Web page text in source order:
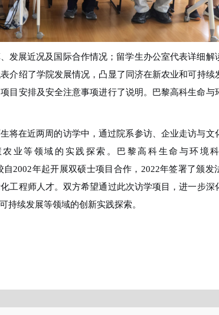
发展近况及国际合作情况 ；留学生办公室代表详细解
介绍了学院发展情况，凸显了同济在新农业和可持续
目安排及安全注意事项进行了说明。巴黎高科生命与
将在近两周的访学中，通过院系参访、企业走访与文
业等领域的实践探索。
巴黎高科生命与环境
自2002年起开展双硕士项目合作，2022年签署了颁发
化工程师人才。双方希望通过此次访学项目，进一步深
持续发展等领域的创新实践探索。